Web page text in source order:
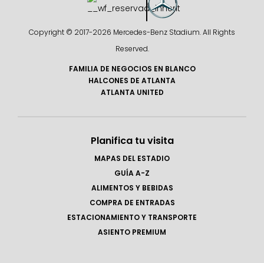
Copyright © 2017-2026 Mercedes-Benz Stadium. All Rights
Reserved.
FAMILIA DE NEGOCIOS EN BLANCO
HALCONES DE ATLANTA
ATLANTA UNITED
Planifica tu visita
MAPAS DEL ESTADIO
GUÍA A-Z
ALIMENTOS Y BEBIDAS
COMPRA DE ENTRADAS
ESTACIONAMIENTO Y TRANSPORTE
ASIENTO PREMIUM